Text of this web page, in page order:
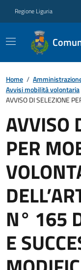
Regione Liguria
Home /
Avvisi mobilità volontaria
AVVISO DI SELEZIONE
AVVISO
PER
N° 165
E